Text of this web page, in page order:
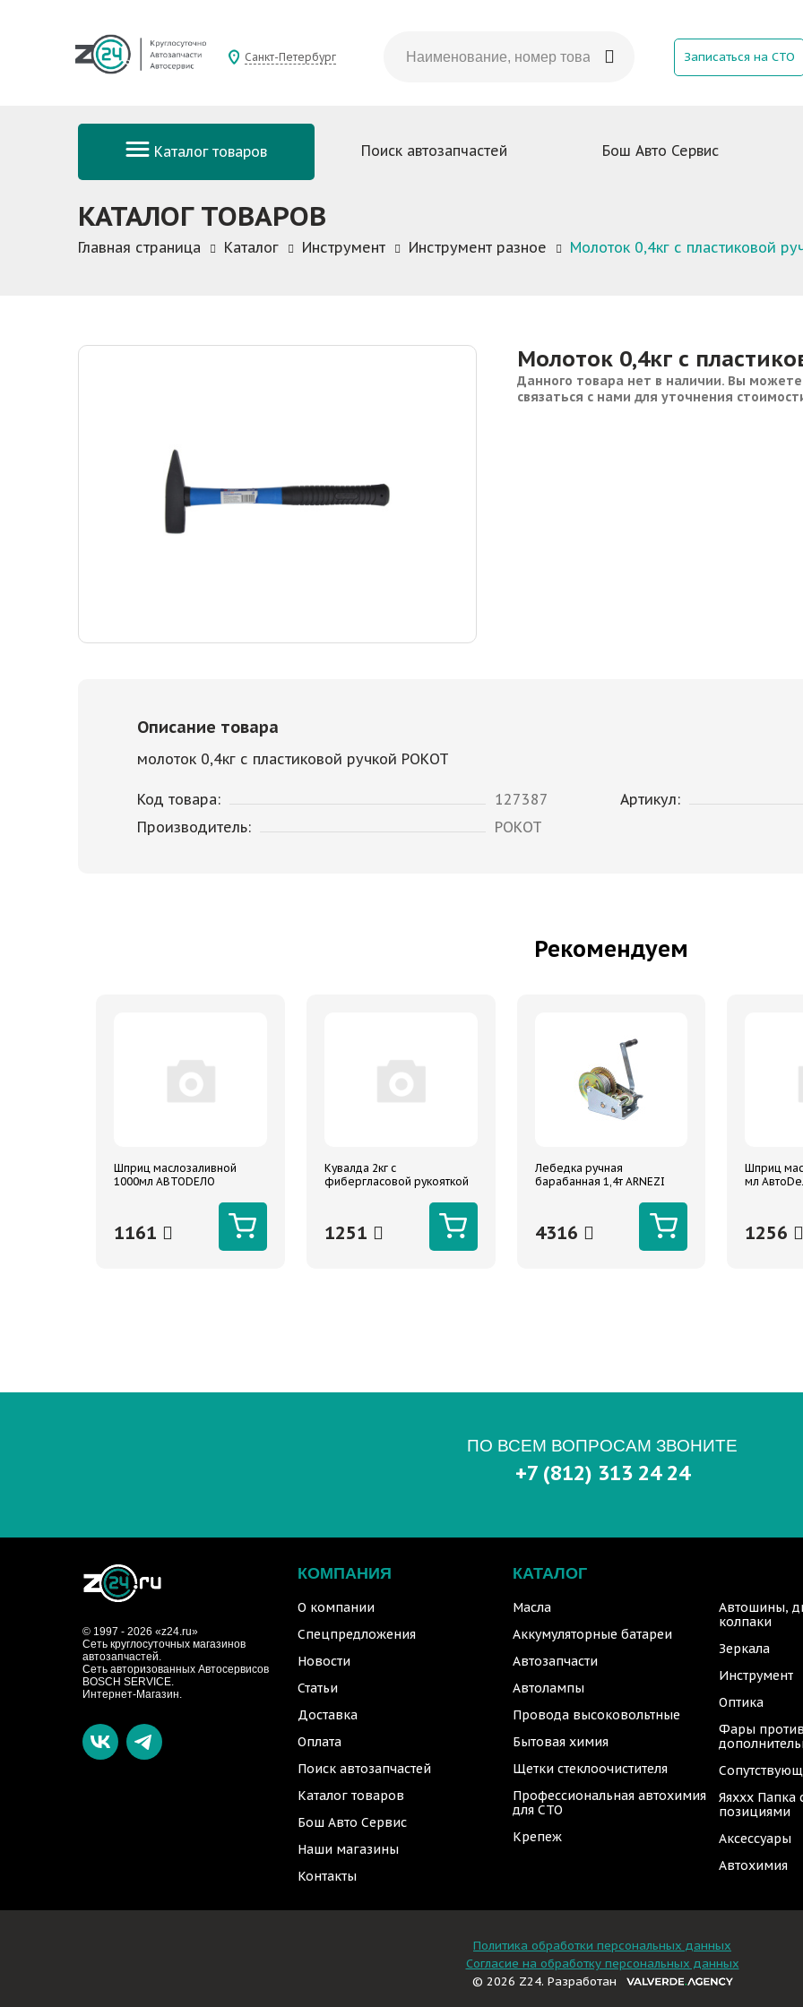
Санкт-Петербург Записаться на СТО
Каталог товаров Поиск автозапчастей Бош Авто Сервис
КАТАЛОГ ТОВАРОВ
Главная страница Каталог Инструмент Инструмент разное Молоток 0,4кг с пластиковой
Молоток 0,4кг с
Данного товара нет в наличии. Вы
связаться с нами для уточнения
Описание товара
молоток 0,4кг с пластиковой ручкой РОКОТ
Код товара:
127387
Производитель:
РОКОТ
Артикул:
Рекомендуем
Шприц маслозаливной
1000мл АВТОDЕЛО
1161
Кувалда 2кг с
фибергласовой рукояткой
1251
Лебедка ручная
барабанная 1,4т ARNEZI
4316
Шприц
мл
1256
ПО ВСЕМ ВОПРОСАМ ЗВОНИТЕ
+7 (812) 313 24 24
© 1997 - 2026 «z24.ru»
Cеть круглосуточных магазинов
автозапчастей.
Сеть авторизованных Автосервисов
BOSCH SERVICE.
Интернет-Магазин.
КОМПАНИЯ
О компании
Спецпредложения
Новости
Статьи
Доставка
Оплата
Поиск автозапчастей
Каталог товаров
Бош Авто Сервис
Наши магазины
Контакты
КАТАЛОГ
Масла
Аккумуляторные батареи
Автозапчасти
Автолампы
Провода высоковольтные
Бытовая химия
Щетки стеклоочистителя
Профессиональная автохимия
для СТО
Крепеж
Автошины,
колпаки
Зеркала
Инструмент
Оптика
Фары
Яяххх Папка
позициями
Аксессуары
Автохимия
Политика обработки персональных данных
Согласие на обработку персональных данных
© 2026 Z24. Разработан